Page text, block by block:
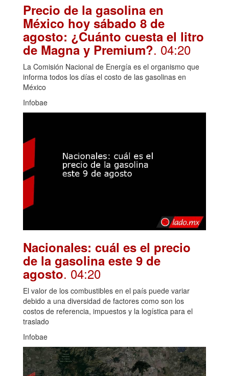
Precio de la gasolina en
México hoy sábado 8 de
agosto: ¿Cuánto cuesta el litro
de Magna y Premium?. 04:20
La Comisión Nacional de Energía es el organismo que
informa todos los días el costo de las gasolinas en
México
Infobae
Nacionales: cuál es el precio
de la gasolina este 9 de
agosto. 04:20
El valor de los combustibles en el país puede variar
debido a una diversidad de factores como son los
costos de referencia, impuestos y la logística para el
traslado
Infobae